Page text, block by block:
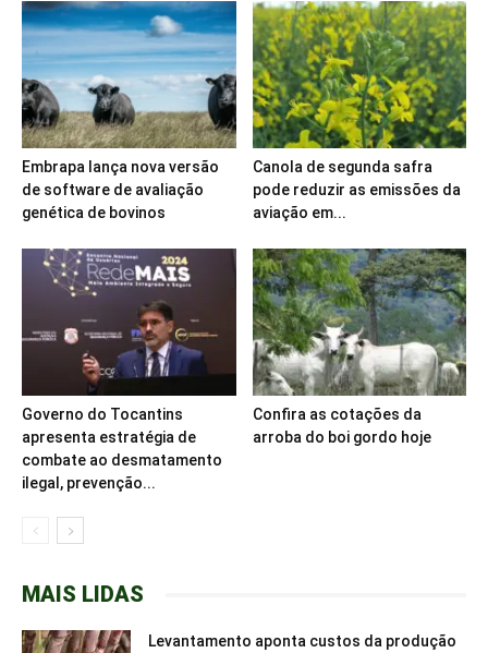
Embrapa lança nova versão
de software de avaliação
genética de bovinos
Canola de segunda safra
pode reduzir as emissões da
aviação em...
Governo do Tocantins
apresenta estratégia de
combate ao desmatamento
ilegal, prevenção...
Confira as cotações da
arroba do boi gordo hoje
MAIS LIDAS
Levantamento aponta custos da produção